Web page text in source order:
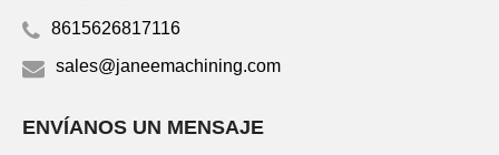
8615626817116
sales@janeemachining.com
ENVÍANOS UN MENSAJE